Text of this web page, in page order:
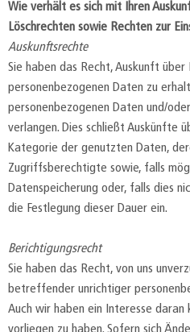
Wie verhält es sich mit Ihren
Löschrechten sowie Rechten zur
Auskunftsrechte
Sie haben das Recht, Auskunft
personenbezogenen Daten zu
personenbezogenen Daten und/
verlangen. Dies schließt Auskünfte
Kategorie der genutzten Daten,
Zugriffsberechtigte sowie, falls
Datenspeicherung oder, falls dies
die Festlegung dieser Dauer ein.
Berichtigungsrecht
Sie haben das Recht, von uns
betreffender unrichtiger
Auch wir haben ein Interesse daran